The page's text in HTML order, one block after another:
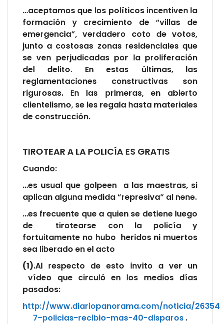
…aceptamos que los políticos incentiven la
formación y crecimiento de “villas de
emergencia”, verdadero coto de votos,
junto a costosas zonas residenciales que
se ven perjudicadas por la proliferación
del delito. En estas últimas, las
reglamentaciones constructivas son
rigurosas. En las primeras, en abierto
clientelismo, se les regala hasta materiales
de construcción.
TIROTEAR A LA POLICÍA ES GRATIS
Cuando:
…es usual que golpeen a las maestras, si
aplican alguna medida “represiva” al nene.
…es frecuente que a quien se detiene luego
de tirotearse con la policía y
fortuitamente no hubo heridos ni muertos
sea liberado en el acto
(1).Al respecto de esto invito a ver un
vídeo que circuló en los medios días
pasados:
http://www.diariopanorama.com/noticia/
7-policias-recibio-mas-40-disparos.